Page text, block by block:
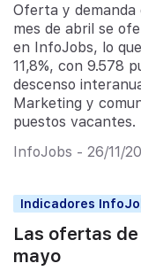
Oferta y demanda
mes de abril se
en InfoJobs, lo
11,8%, con 9.578
descenso
Marketing y
puestos
InfoJobs - 26/11/
Indicadores
Las ofertas
mayo